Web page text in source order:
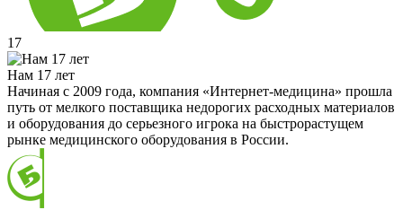
17
Нам 17 лет
Начиная с 2009 года, компания «Интернет-медицина» прошла
путь от мелкого поставщика недорогих расходных материалов
и оборудования до серьезного игрока на быстрорастущем
рынке медицинского оборудования в России.